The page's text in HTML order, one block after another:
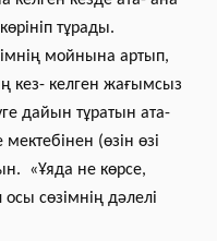
тұрады.
мойнына артып,
кез- келген жағымсыз
дайын тұратын ата-
(өзін өзі
«Ұяда не көрсе,
сөзімнің дәлелі